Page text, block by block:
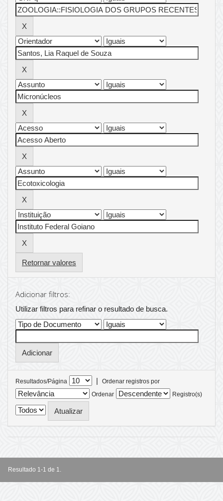
Retornar valores
Adicionar filtros:
Utilizar filtros para refinar o resultado de busca.
Resultados/Página |
Ordenar registros por
Ordenar
Registro(s)
Resultado 1-1 de 1.